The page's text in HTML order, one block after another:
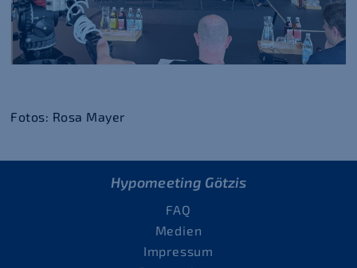
Fotos: Rosa Mayer
Hypomeeting Götzis
FAQ
Medien
Impressum